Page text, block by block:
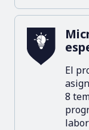
El
8